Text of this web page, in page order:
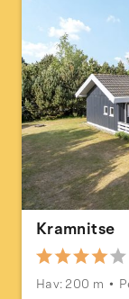
Kramnitse
Hav: 200 m